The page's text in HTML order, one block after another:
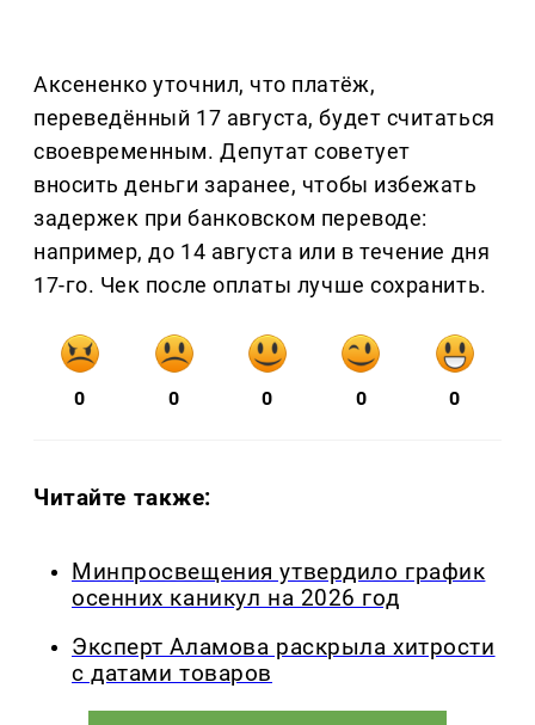
Аксененко уточнил, что платёж,
переведённый 17 августа, будет считаться
своевременным. Депутат советует
вносить деньги заранее, чтобы избежать
задержек при банковском переводе:
например, до 14 августа или в течение дня
17-го. Чек после оплаты лучше сохранить.
0 0 0 0 0
Читайте также:
Минпросвещения утвердило график
осенних каникул на 2026 год
Эксперт Аламова раскрыла хитрости
с датами товаров